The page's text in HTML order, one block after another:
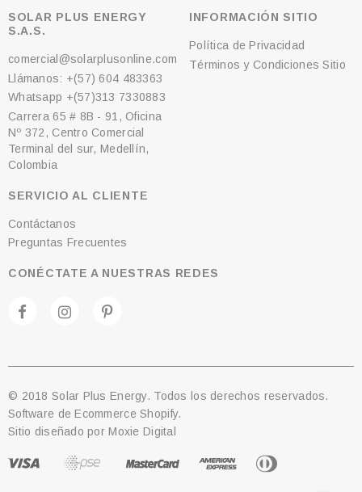
SOLAR PLUS ENERGY
S.A.S.
comercial@solarplusonline.com
Llámanos: +(57) 604 483363
Whatsapp +(57)313 7330883
Carrera 65 # 8B - 91, Oficina
Nº 372, Centro Comercial
Terminal del sur, Medellín,
Colombia
INFORMACIÓN SITIO
Política de Privacidad
Términos y Condiciones Sitio
SERVICIO AL CLIENTE
Contáctanos
Preguntas Frecuentes
CONÉCTATE A NUESTRAS REDES
© 2018 Solar Plus Energy. Todos los derechos reservados.
Software de Ecommerce Shopify.
Sitio diseñado porMoxie Digital